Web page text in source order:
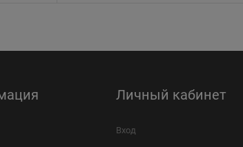
Личный кабинет
Вход